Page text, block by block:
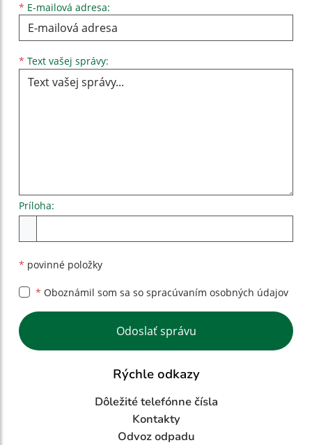
* E-mailová adresa:
* Text vašej správy:
Príloha:
* povinné položky
* Oboznámil som sa so spracúvaním osobných údajov
Google reCaptcha Response
Odoslať správu
Rýchle odkazy
Dôležité telefónne čísla
Kontakty
Odvoz odpadu